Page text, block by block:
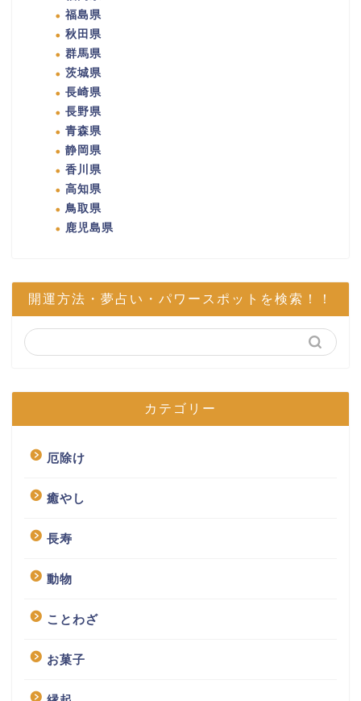
福島県
秋田県
群馬県
茨城県
長崎県
長野県
青森県
静岡県
香川県
高知県
鳥取県
鹿児島県
開運方法・夢占い・パワースポットを検索！！
カテゴリー
厄除け
癒やし
長寿
動物
ことわざ
お菓子